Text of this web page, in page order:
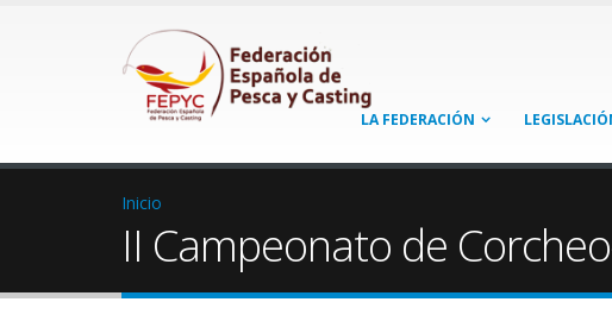
LA FEDERACIÓN
Inicio
II Campeonato de